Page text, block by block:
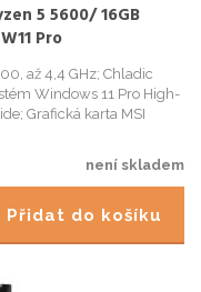
5 5600/ 16GB
Pro
až 4,4 GHz; Chladic
Windows 11 Pro High-
Grafická karta MSI
není skladem
Přidat do košíku